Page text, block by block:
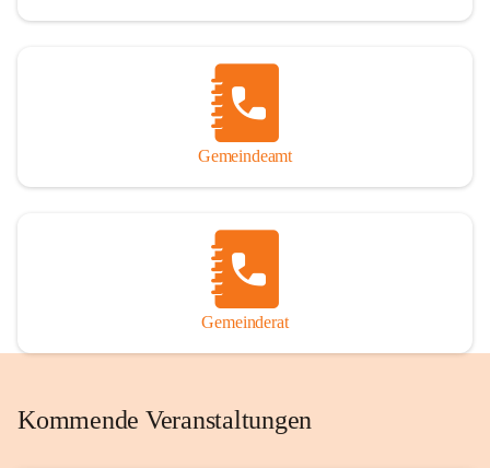
Gemeindeamt
Gemeinderat
Kommende Veranstaltungen